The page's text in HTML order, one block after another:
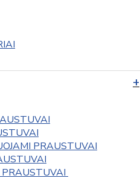
PRAUSTUVAI
PRAUSTUVAI